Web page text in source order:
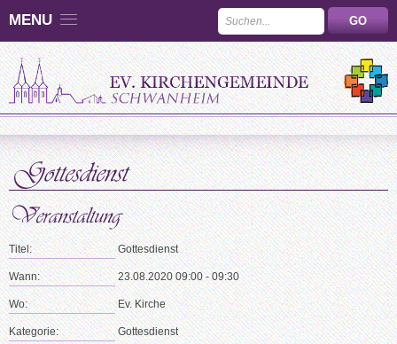
MENU
Titel: Gottesdienst
Wann: 23.08.2020 09:00 - 09:30
Wo: Ev. Kirche
Kategorie: Gottesdienst